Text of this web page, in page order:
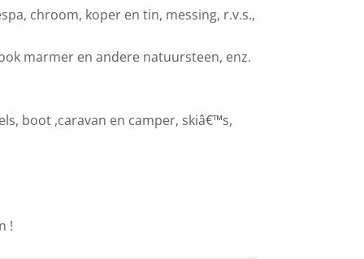
chroom, koper en tin, messing, r.v.s.,
marmer en andere natuursteen, enz.
boot ,caravan en camper, skiâ€™s,
!